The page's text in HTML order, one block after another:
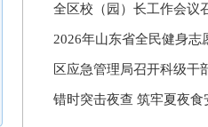
全区校（园）长工作会议
2026年山东省全民健身
区应急管理局召开科级干
错时突击夜查 筑牢夏夜